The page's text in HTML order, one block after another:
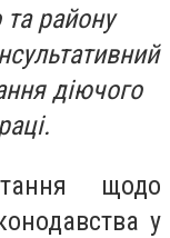
району
діючого
щодо
у